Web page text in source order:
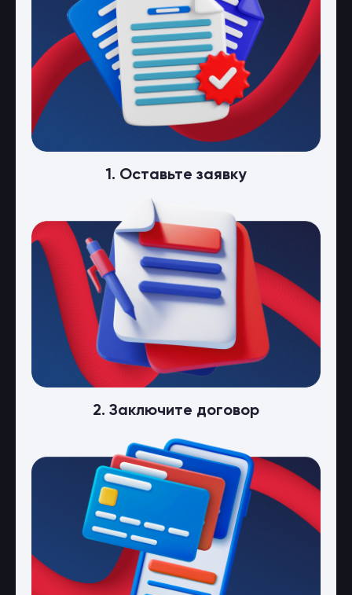
1. Оставьте заявку
2. Заключите договор